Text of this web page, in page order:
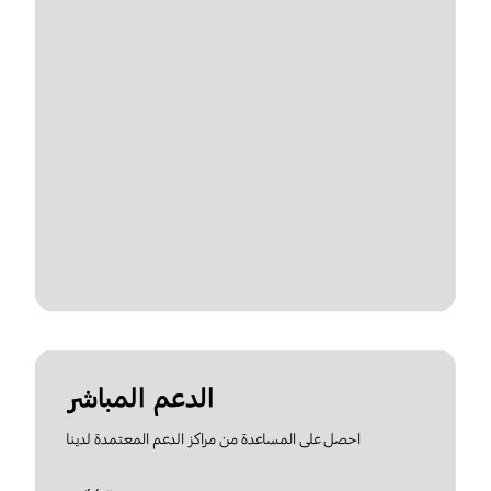
الدعم المباشر
احصل على المساعدة من مراكز الدعم المعتمدة لدينا